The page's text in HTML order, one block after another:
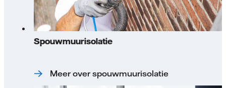
Spouwmuurisolatie
Meer over spouwmuurisolatie